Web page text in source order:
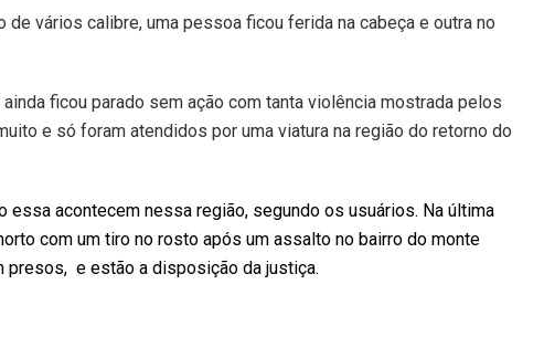
de vários calibre, uma pessoa ficou ferida na cabeça e outra no
ficou parado sem ação com tanta violência mostrada pelos
e só foram atendidos por uma viatura na região do retorno do
essa acontecem nessa região, segundo os usuários. Na última
com um tiro no rosto após um assalto no bairro do monte
e estão a disposição da justiça.